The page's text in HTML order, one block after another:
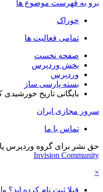
برو به فهرست موضوع ها
خوراک
تمامی فعالیت ها
صفحه نخست
بخش وردپرس
وردپرس
بسته پارسی ساز
بایگانی تاریخ خورشیدی
سرور مجازی ایران
تماس با ما
حق نشر برای گروه وردپرس
Invision Community
×
قبلا ثبت نام کرده اید؟